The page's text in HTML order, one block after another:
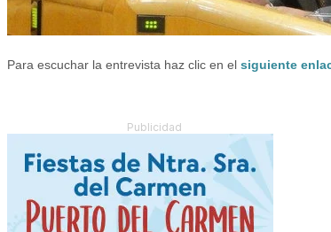
Para escuchar la entrevista haz clic en el siguiente
Publicidad